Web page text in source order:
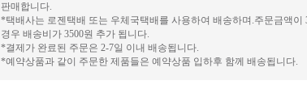
판매합니다.
*택배사는 로젠택배 또는 우체국택배를 사용하여 배송하며.주문금액이
경우 배송비가 3500원 추가 됩니다.
*결제가 완료된 주문은 2-7일 이내 배송됩니다.
*예약상품과 같이 주문한 제품들은 예약상품 입하후 함께 배송됩니다.